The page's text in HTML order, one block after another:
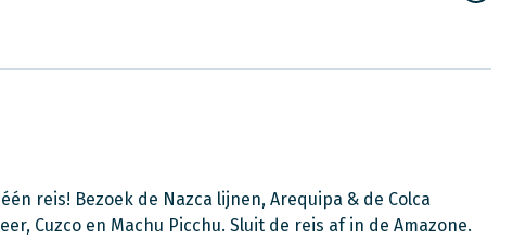
reis! Bezoek de Nazca lijnen, Arequipa & de Colca
Cuzco en Machu Picchu. Sluit de reis af in de Amazone.